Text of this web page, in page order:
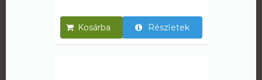
Részletek